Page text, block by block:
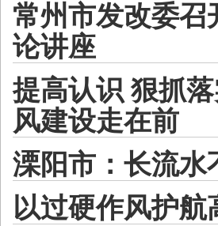
常州市发改委召
论讲座
提高认识 狠抓
风建设走在前
溧阳市：长流水
以过硬作风护航